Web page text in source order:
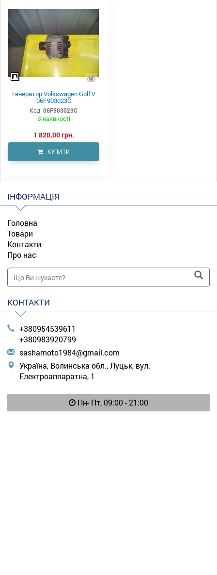
Генератор Volkswagen Golf V
06F903023C
Код: 06F903023C
В наявності
1 820,00 грн.
КУПИТИ
ІНФОРМАЦІЯ
Головна
Товари
Контакти
Про нас
КОНТАКТИ
+380954539611
+380983920799
sashamoto1984@gmail.com
Україна, Волинська обл., Луцьк, вул.
Електроаппаратна, 1
Пн- Пт, 09:00 - 21:00